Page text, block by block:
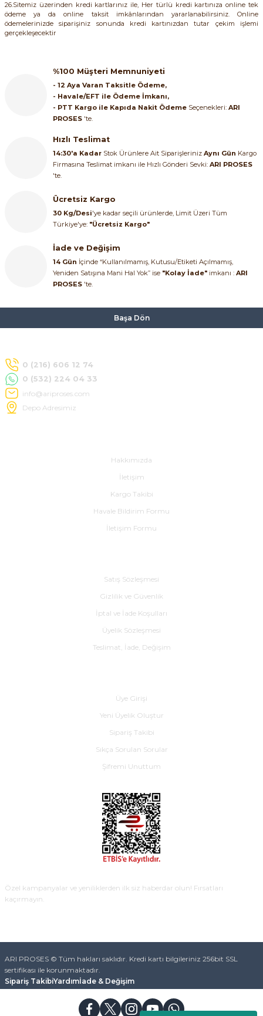
26.Sitemiz üzerinden kredi kartlarınız ile, Her türlü kredi kartınıza online tek
ödeme ya da online taksit imkânlarından yararlanabilirsiniz. Online
ödemelerinizde siparişiniz sonunda kredi kartınızdan tutar çekim işlemi
gerçekleşecektir
%100 Müşteri Memnuniyeti
- 12 Aya Varan Taksitle Ödeme,
- Havale/EFT ile Ödeme İmkanı,
- PTT Kargo ile Kapıda Nakit Ödeme Seçenekleri: ARI
PROSES 'te.
Hızlı Teslimat
14:30'a Kadar Stok Ürünlere Ait Siparişleriniz Aynı Gün Kargo
Firmasına Teslimat imkanı ile Hızlı Gönderi Sevki: ARI PROSES
'te.
Ücretsiz Kargo
30 Kg/Desi'ye kadar seçili ürünlerde, Limit Üzeri Tüm
Türkiye'ye: "Ücretsiz Kargo"
İade ve Değişim
14 Gün İçinde “Kullanılmamış, Kutusu/Etiketi Açılmamış,
Yeniden Satışına Mani Hal Yok” ise "Kolay İade" imkanı : ARI
PROSES 'te.
Başa Dön
0 (216) 606 12 74
0 (532) 224 04 33
info@ariproses.com
Depo Adresimiz
Hakkımızda
İletişim
Kargo Takibi
Havale Bildirim Formu
İletişim Formu
Satış Sözleşmesi
Gizlilik ve Güvenlik
İptal ve İade Koşulları
Üyelik Sözleşmesi
Teslimat, İade, Değişim
Üye Girişi
Yeni Üyelik Oluştur
Sipariş Takibi
Sıkça Sorulan Sorular
Şifremi Unuttum
Özel kampanyalar ve yeniliklerden ilk siz haberdar olun! Fırsatları
kaçırmayın.
ARI PROSES © Tüm hakları saklıdır. Kredi kartı bilgileriniz 256bit SSL
sertifikası ile korunmaktadır.
Sipariş TakibiYardımİade & Değişim